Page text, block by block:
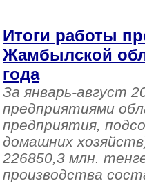
Итоги работы
Жамбылской
года
За январь-август
предприятиями
предприятия,
домашних
226850,3 млн.
производства